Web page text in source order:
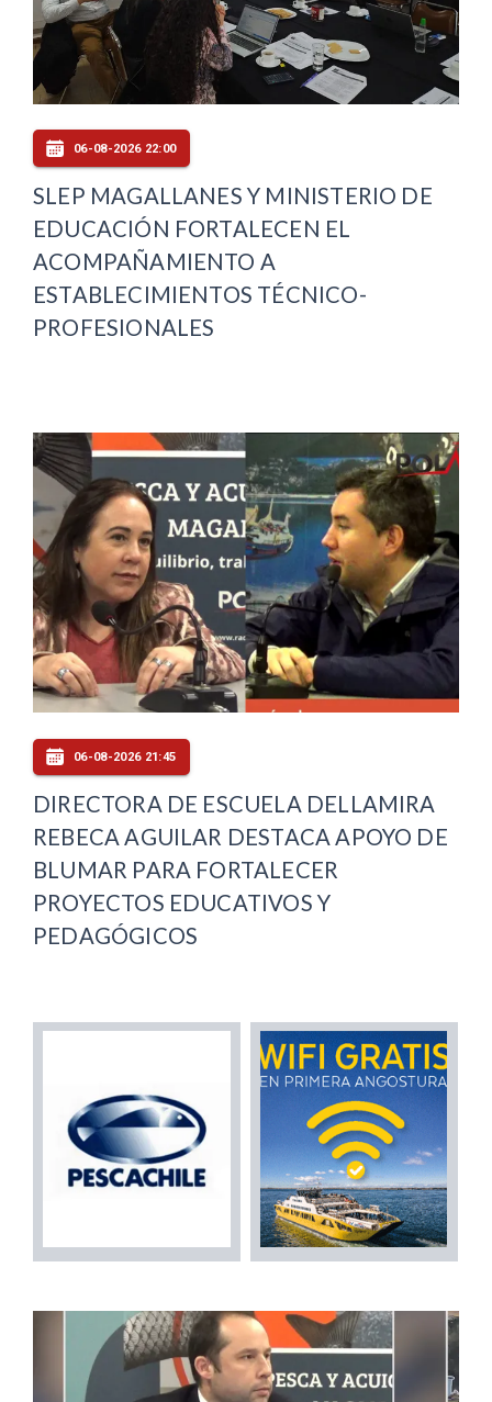
06-08-2026 22:00
SLEP MAGALLANES Y MINISTERIO DE
EDUCACIÓN FORTALECEN EL
ACOMPAÑAMIENTO A
ESTABLECIMIENTOS TÉCNICO-
PROFESIONALES
06-08-2026 21:45
DIRECTORA DE ESCUELA DELLAMIRA
REBECA AGUILAR DESTACA APOYO DE
BLUMAR PARA FORTALECER
PROYECTOS EDUCATIVOS Y
PEDAGÓGICOS